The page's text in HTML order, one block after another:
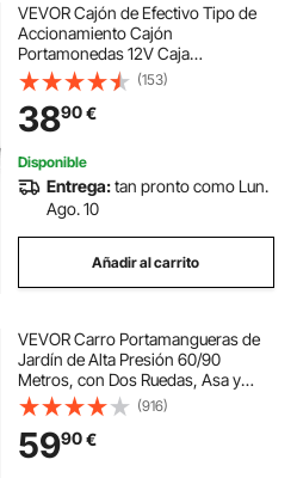
VEVOR Cajón de Efectivo Tipo de
Accionamiento Cajón
Portamonedas 12V Caja
Registradora de Punto de Venta
33,6 x 36,8 x 8 cm Bandeja para
Cajón de Dinero Cajón de Caja
Registradora Bandeja
(153)
3890€
Disponible
Entrega:tan pronto como Lun.
Ago. 10
Añadir al carrito
VEVOR Carro Portamangueras de
Jardín de Alta Presión 60/90
Metros, con Dos Ruedas, Asa y
Cesta de Almacenamiento de Malla
Resistente, para Riego de Jardín y
Lavado de Coches, 650 x 530 x 740
mm
(916)
5990€